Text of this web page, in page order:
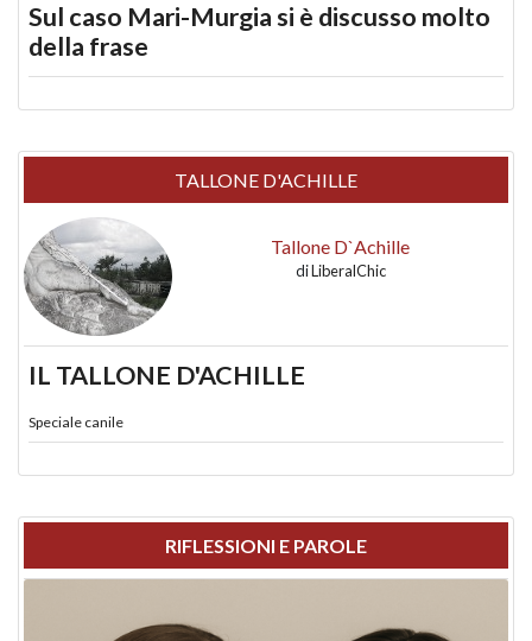
Sul caso Mari-Murgia si è discusso molto
della frase
TALLONE D'ACHILLE
Tallone D`Achille
diLiberalChic
IL TALLONE D'ACHILLE
Speciale canile
RIFLESSIONI E PAROLE